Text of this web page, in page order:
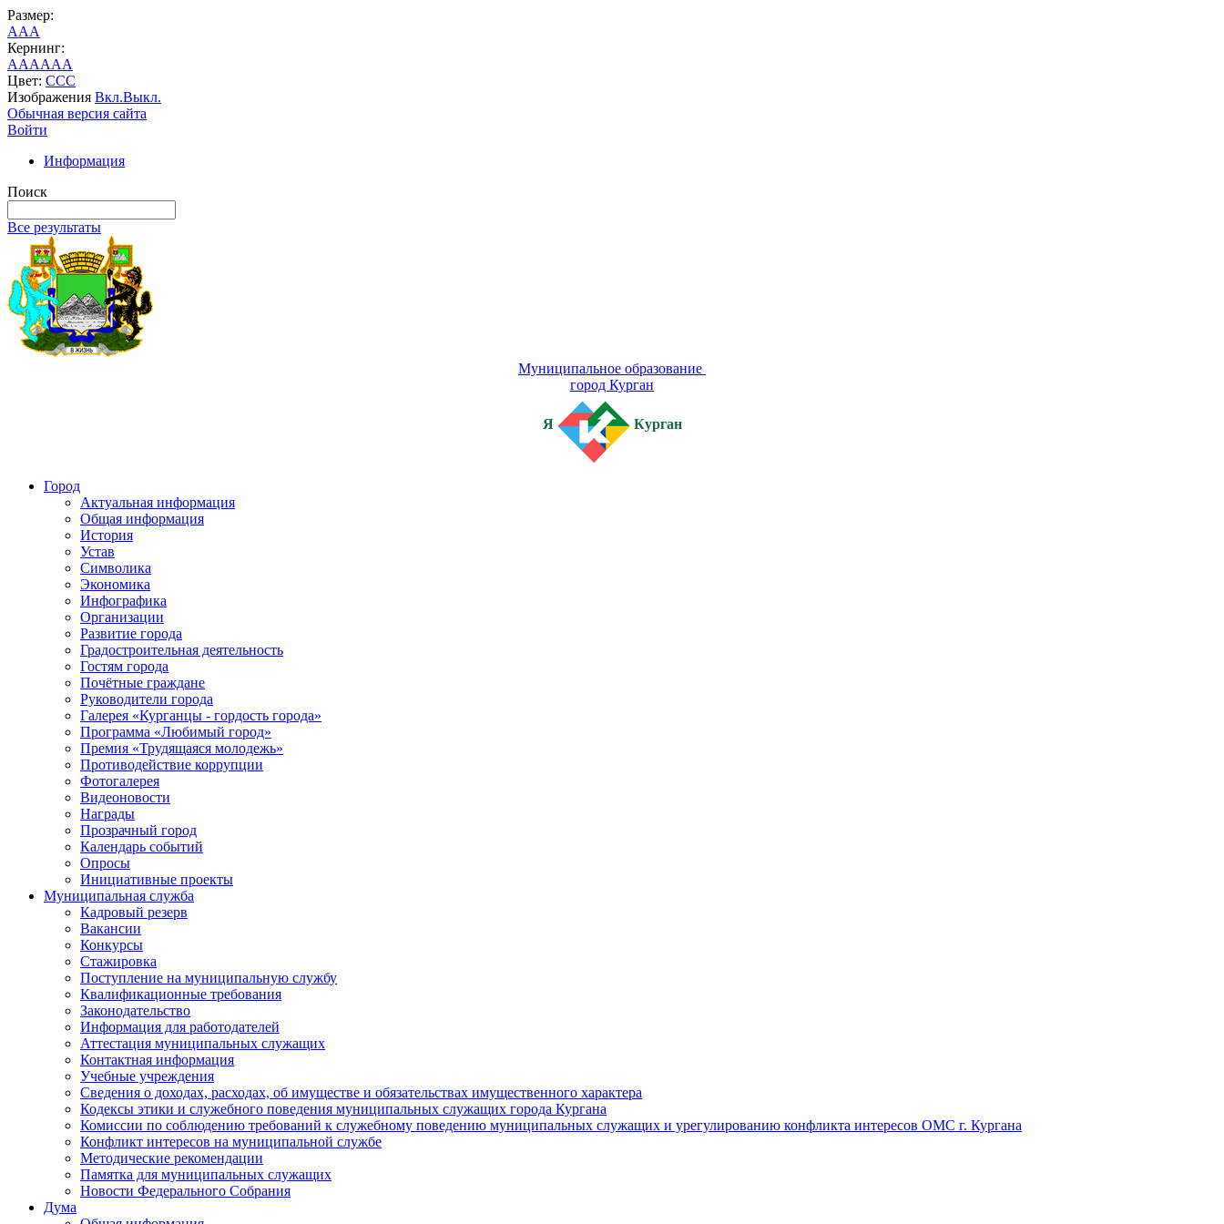
Размер:
AAA
Кернинг:
AAAAAA
Цвет: CCC
Изображения Вкл.Выкл.
Обычная версия сайта
Войти
Информация
Поиск
Все результаты
Муниципальное образование
город Курган
Я Курган
Город
Актуальная информация
Общая информация
История
Устав
Символика
Экономика
Инфографика
Организации
Развитие города
Градостроительная деятельность
Гостям города
Почётные граждане
Руководители города
Галерея «Курганцы - гордость города»
Программа «Любимый город»
Премия «Трудящаяся молодежь»
Противодействие коррупции
Фотогалерея
Видеоновости
Награды
Прозрачный город
Календарь событий
Опросы
Инициативные проекты
Муниципальная служба
Кадровый резерв
Вакансии
Конкурсы
Стажировка
Поступление на муниципальную службу
Квалификационные требования
Законодательство
Информация для работодателей
Аттестация муниципальных служащих
Контактная информация
Учебные учреждения
Сведения о доходах, расходах, об имуществе и обязательствах имущественного характера
Кодексы этики и служебного поведения муниципальных служащих города Кургана
Комиссии по соблюдению требований к служебному поведению муниципальных служащих и урегулированию конфликта интересов ОМС г. Кургана
Конфликт интересов на муниципальной службе
Методические рекомендации
Памятка для муниципальных служащих
Новости Федерального Cобрания
Дума